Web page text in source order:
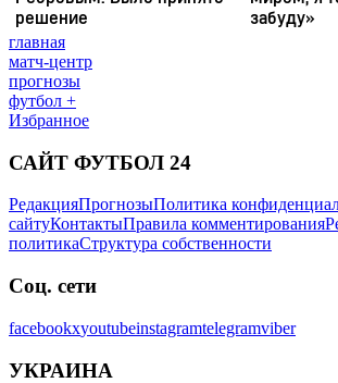
главная
матч-центр
прогнозы
футбол +
Избранное
САЙТ ФУТБОЛ 24
РедакцияПрогнозыПолитика
сайтуКонтактыПравила комментирования
политикаСтруктура собственности
Соц. сети
facebookxyoutubeinstagramtelegramviber
УКРАИНА